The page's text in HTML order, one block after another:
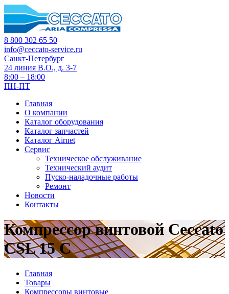
8 800 302 65 50
info@ceccato-service.ru
Санкт-Петербург
24 линия В.О., д. 3-7
8:00 – 18:00
ПН-ПТ
Главная
О компании
Каталог оборудования
Каталог запчастей
Каталог Airnet
Сервис
Техническое обслуживание
Технический аудит
Пуско-наладочные работы
Ремонт
Новости
Контакты
Компрессор винтовой Ceccato
CSL 15 C
Главная
Товары
Компрессоры винтовые